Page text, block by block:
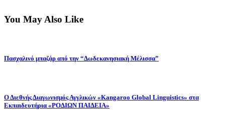
You May Also Like
Πασχαλινό μπαζάρ από την “Δωδεκανησιακή Μέλισσα”
Ο Διεθνής Διαγωνισμός Αγγλικών «Kangaroo Global Linguistics» στα
Εκπαιδευτήρια «ΡΟΔΙΩΝ ΠΑΙΔΕΙΑ»